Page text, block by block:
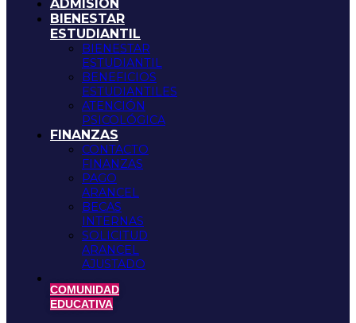
ADMISIÓN
BIENESTAR
ESTUDIANTIL
BIENESTAR
ESTUDIANTIL
BENEFICIOS
ESTUDIANTILES
ATENCIÓN
PSICOLÓGICA
FINANZAS
CONTACTO
FINANZAS
PAGO
ARANCEL
BECAS
INTERNAS
SOLICITUD
ARANCEL
AJUSTADO
COMUNIDAD
EDUCATIVA